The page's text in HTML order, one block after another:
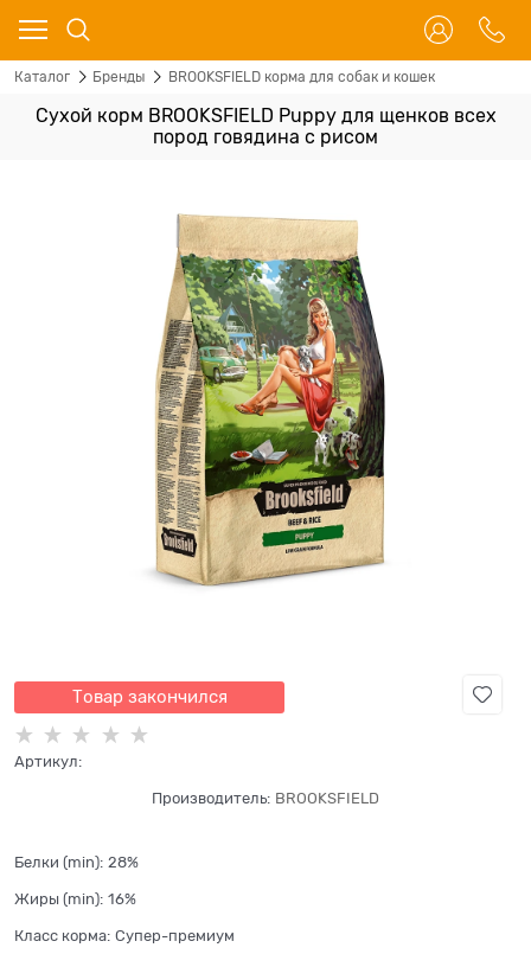
Каталог Бренды BROOKSFIELD корма для собак и кошек
Сухой корм BROOKSFIELD Puppy для щенков всех
пород говядина с рисом
Товар закончился
Артикул:
Производитель: BROOKSFIELD
Белки (min): 28%
Жиры (min): 16%
Класс корма: Супер-премиум